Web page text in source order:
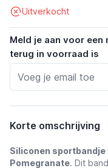
Uitverkocht
Meld je aan voor
terug in voorraad is
Korte omschrijving
Siliconen sportbandje
Pomegranate. Dit